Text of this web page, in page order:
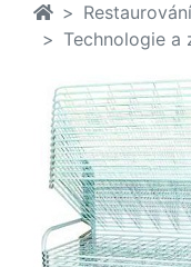
Technologie a